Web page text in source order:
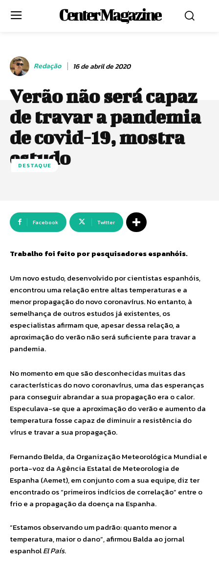
Center Magazine
Redação 16 de abril de 2020
Verão não será capaz
de travar a pandemia
de covid-19, mostra
estudo
DESTAQUE
Facebook Twitter
Trabalho foi feito por pesquisadores espanhóis.
Um novo estudo, desenvolvido por cientistas espanhóis,
encontrou uma relação entre altas temperaturas e a
menor propagação do novo coronavírus. No entanto, à
semelhança de outros estudos já existentes, os
especialistas afirmam que, apesar dessa relação, a
aproximação do verão não será suficiente para travar a
pandemia.
No momento em que são desconhecidas muitas das
características do novo coronavírus, uma das esperanças
para conseguir abrandar a sua propagação era o calor.
Especulava-se que a aproximação do verão e aumento da
temperatura fosse capaz de diminuir a resistência do
vírus e travar a sua propagação.
Fernando Belda, da Organização Meteorológica Mundial e
porta-voz da Agência Estatal de Meteorologia de
Espanha (Aemet), em conjunto com a sua equipe, diz ter
encontrado os “primeiros indícios de correlação” entre o
frio e a propagação da doença na Espanha.
“Estamos observando um padrão: quanto menor a
temperatura, maior o dano”, afirmou Balda ao jornal
espanholEl País.